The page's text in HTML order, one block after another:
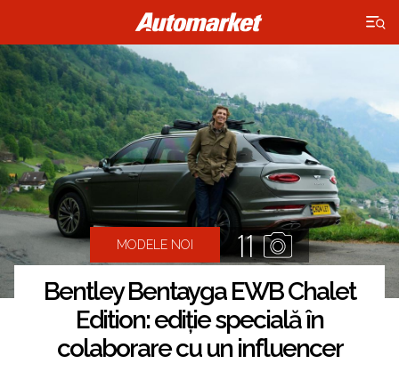
×
MODELE NOI 11
Bentley Bentayga EWB Chalet
Edition: ediție specială în
colaborare cu un influencer